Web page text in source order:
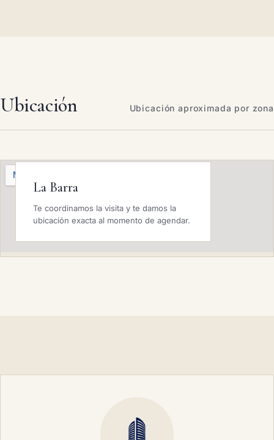
Ubicación Ubicación aproximada por zona
La Barra
Te coordinamos la visita y te damos la
ubicación exacta al momento de agendar.